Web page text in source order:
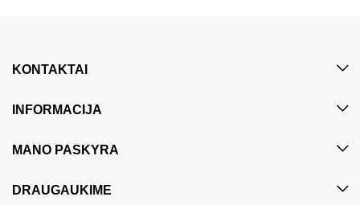
KONTAKTAI
INFORMACIJA
MANO PASKYRA
DRAUGAUKIME